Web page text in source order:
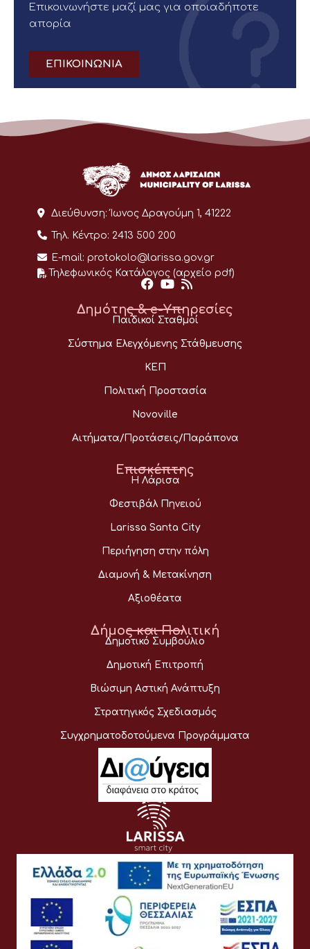
Επικοινωνήστε μαζί μας για οποιαδήποτε
απορία
ΕΠΙΚΟΙΝΩΝΙΑ
Διεύθυνση: Ίωνος Δραγούμη 1, 41222
Τηλ. Κέντρο: 2413 500 200
E-mail: protokolo@larissa.gov.gr
Τηλεφωνικός Κατάλογος (αρχείο pdf)
Δημότης & e-Υπηρεσίες
Παιδικοί Σταθμοί
Σύστημα Ελεγχόμενης Στάθμευσης
ΚΕΠ
Πολιτική Προστασία
Novoville
Αιτήματα/Προτάσεις/Παράπονα
Επισκέπτης
Η Λάρισα
Φεστιβάλ Πηνειού
Larissa Santa City
Περιήγηση στην πόλη
Διαμονή & Μετακίνηση
Αξιοθέατα
Δήμος και Πολιτική
Δημοτικό Συμβούλιο
Δημοτική Επιτροπή
Βιώσιμη Αστική Ανάπτυξη
Στρατηγικός Σχεδιασμός
Συγχρηματοδοτούμενα Προγράμματα